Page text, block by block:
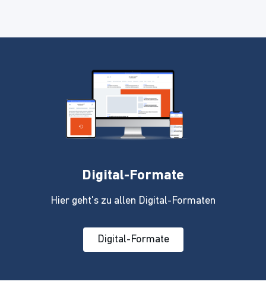
Digital-Formate
Hier geht's zu allen Digital-Formaten
Digital-Formate